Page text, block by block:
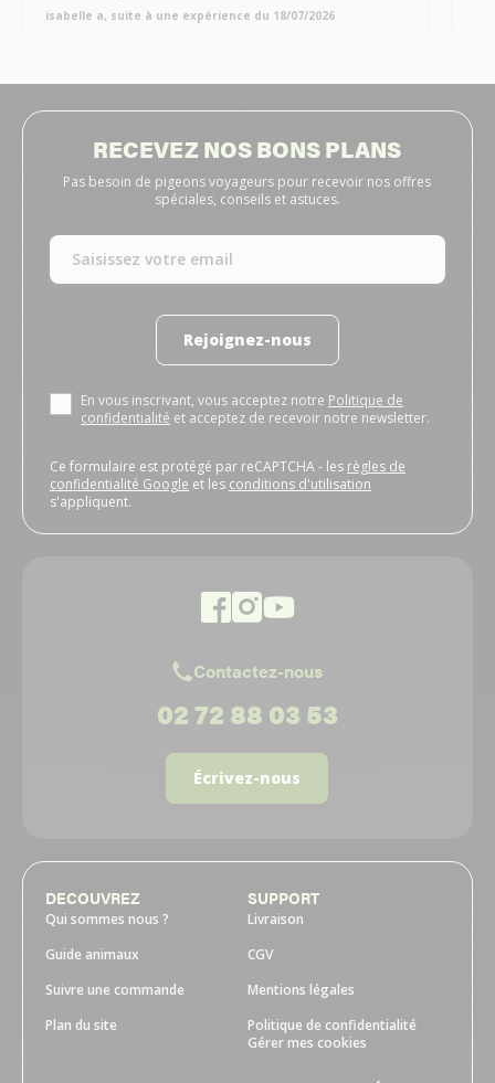
isabelle a, suite à une expérience du 18/07/2026
RECEVEZ NOS BONS PLANS
Pas besoin de pigeons voyageurs pour recevoir nos offres
spéciales, conseils et astuces.
Rejoignez-nous
En vous inscrivant, vous acceptez notre Politique de
confidentialité et acceptez de recevoir notre newsletter.
Ce formulaire est protégé par reCAPTCHA - les règles de
confidentialité Google et les conditions d'utilisation
s'appliquent.
Contactez-nous
02 72 88 03 53
Écrivez-nous
DECOUVREZ
Qui sommes nous ?
Guide animaux
Suivre une commande
Plan du site
SUPPORT
Livraison
CGV
Mentions légales
Politique de confidentialité
Gérer mes cookies